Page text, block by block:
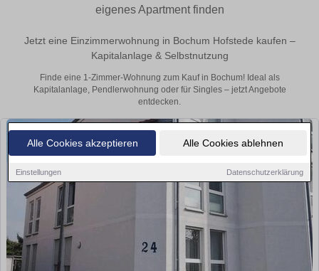
Alle Cookies akzeptieren Alle Cookies ablehnen
Einstellungen Datenschutzerklärung
eigenes Apartment finden
Jetzt eine Einzimmerwohnung in Bochum Hofstede kaufen –
Kapitalanlage & Selbstnutzung
Finde eine 1-Zimmer-Wohnung zum Kauf in Bochum! Ideal als
Kapitalanlage, Pendlerwohnung oder für Singles – jetzt Angebote
entdecken.